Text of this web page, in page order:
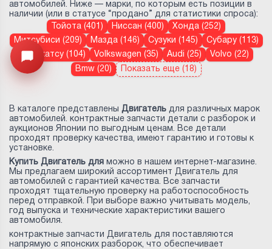
Узнайте цену запчасти -> Открыть меню
автомобилей. Ниже — марки, по которым есть позиции в
наличии (или в статусе “продано” для статистики спроса):
Тойота (401)
Ниссан (400)
Хонда (252)
Митсубиси (209)
Мазда (146) Сузуки (145)
Субару (113)
Дайхатсу (104)
Volkswagen (35) Audi (25)
Volvo (22)
Bmw (20)
Показать еще (18)
В каталоге представлены Двигатель для различных марок
автомобилей. контрактные запчасти детали с разборок и
аукционов Японии по выгодным ценам. Все детали
проходят проверку качества, имеют гарантию и готовы к
установке.
Купить Двигатель для можно в нашем интернет-магазине.
Мы предлагаем широкий ассортимент Двигатель для
автомобилей с гарантией качества. Все запчасти
проходят тщательную проверку на работоспособность
перед отправкой. При выборе важно учитывать модель,
год выпуска и технические характеристики вашего
автомобиля.
контрактные запчасти Двигатель для поставляются
напрямую с японских разборок, что обеспечивает